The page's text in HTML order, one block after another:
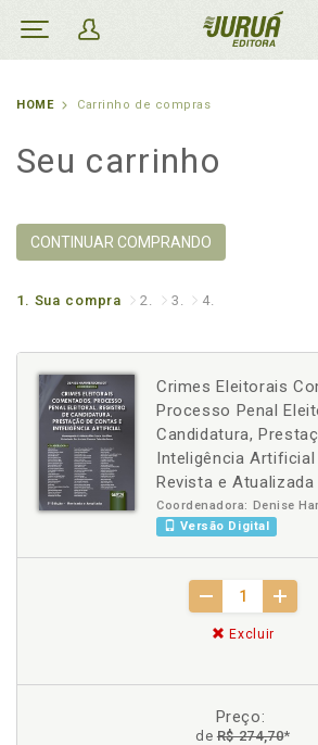
HOME Carrinho de compras
Seu carrinho
CONTINUAR COMPRANDO
1. Sua compra 2. 3. 4.
Crimes Eleitorais
Processo Penal
Candidatura,
Inteligência Artificial
Revista e Atualizada
Coordenadora: Denise
Versão Digital
Excluir
Preço:
deR$ 274,70*